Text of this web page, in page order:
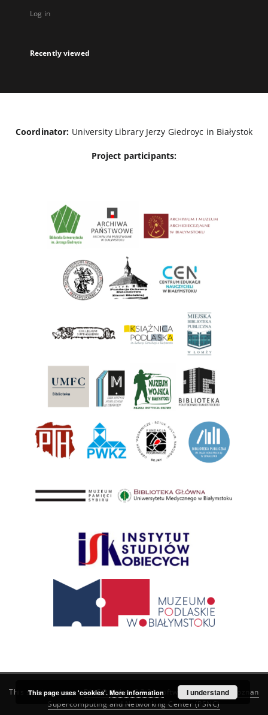
Log in
Recently viewed
Coordinator: University Library Jerzy Giedroyc in Białystok
Project participants:
This service runs onDInGO dLibra 6.3.21software created by
Poznan
Supercomputing and Networking Center (PSNC)
This page uses 'cookies'. More information I understand